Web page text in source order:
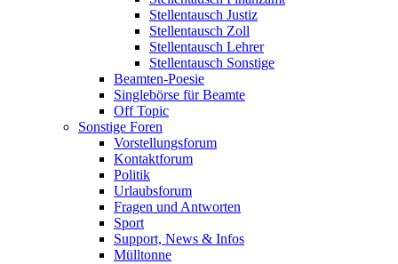
Stellentausch Justiz
Stellentausch Zoll
Stellentausch Lehrer
Stellentausch Sonstige
Beamten-Poesie
Singlebörse für Beamte
Off Topic
Sonstige Foren
Vorstellungsforum
Kontaktforum
Politik
Urlaubsforum
Fragen und Antworten
Sport
Support, News & Infos
Mülltonne